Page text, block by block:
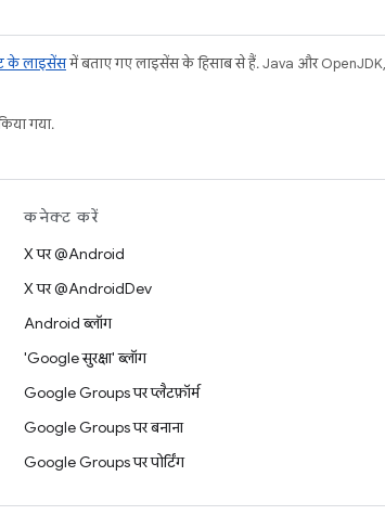
के लाइसेंसमें बताए गए लाइसेंस के हिसाब से हैं. Java और
गया.
कनेक्ट करें
X पर @Android
X पर @AndroidDev
Android ब्लॉग
'Google सुरक्षा' ब्लॉग
Google Groups पर प्लैटफ़ॉर्म
Google Groups पर बनाना
Google Groups पर पोर्टिंग